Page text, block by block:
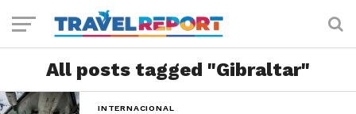
All posts tagged "Gibraltar"
INTERNACIONAL